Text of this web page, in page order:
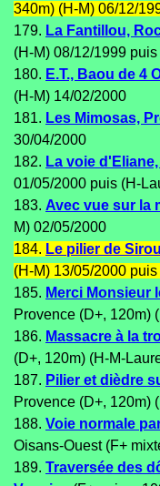
340m) (H-M) 06/12/
179. La Fantillou,
(H-M) 08/12/1999
180. E.T., Baou de 4
(H-M) 14/02/2000
181. Les Mimosas,
30/04/2000
182. La voie
01/05/2000 puis (H-
183. Avec vue sur la
M) 02/05/2000
184. Le pilier de
(H-M) 13/05/2000
185. Merci Monsieur
Provence (D+, 120m)
186. Massacre à la
(D+, 120m) (H-M-
187. Pilier et dièdre
Provence (D+, 120m)
188. Voie normale
Oisans-Ouest (F+
189. Traversée des